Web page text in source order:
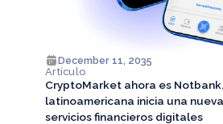
December 11, 2035
Artículo
CryptoMarket ahora es
latinoamericana inicia una
servicios financieros digitales